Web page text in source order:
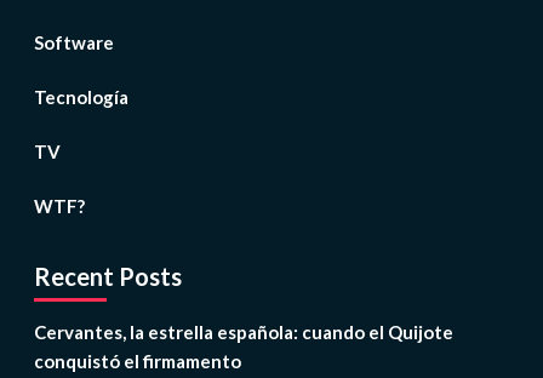
Software
Tecnología
TV
WTF?
Recent Posts
Cervantes, la estrella española: cuando el Quijote
conquistó el firmamento